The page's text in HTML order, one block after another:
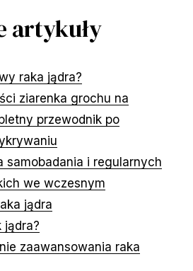
artykuły
raka jądra?
ziarenka grochu na
przewodnik po
samobadania i regularnych
we wczesnym
jądra
jądra?
zaawansowania raka